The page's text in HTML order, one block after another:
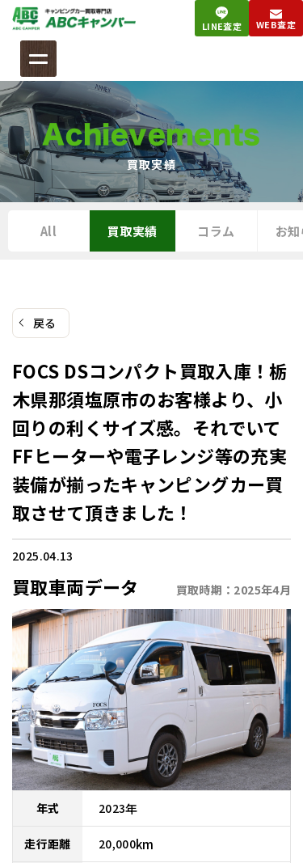
ツ
へ
ス
キ
ッ
プ
LINE査定 WEB査定
Achievements
買取実績
All 買取実績 コラム お知
戻る
FOCS DSコンパクト買取入庫！栃
木県那須塩原市のお客様より、小
回りの利くサイズ感。それでいて
FFヒーターや電子レンジ等の充実
装備が揃ったキャンピングカー買
取させて頂きました！
2025.04.13
買取車両データ 買取時期： 2025年4月
年式 2023年
走行距離 20,000km